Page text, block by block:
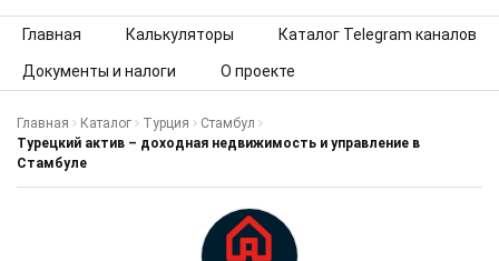
Skip to content
Главная Калькуляторы Каталог Telegram каналов
Документы и налоги О проекте
Главная Каталог Турция
Стамбул
Турецкий актив – доходная недвижимость и управление в
Стамбуле